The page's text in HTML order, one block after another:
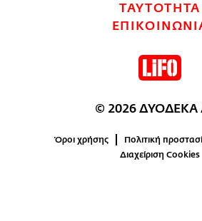
ΤΑΥΤΟΤΗΤΑ
© 2026 ΔΥΟΔΕΚΑ
Όροι χρήσης
Πολιτική
Διαχείριση Cookies